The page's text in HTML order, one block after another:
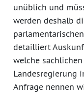
unüblich und
werden deshalb
detailliert
welche
Landesregierung
Anfrage nennen